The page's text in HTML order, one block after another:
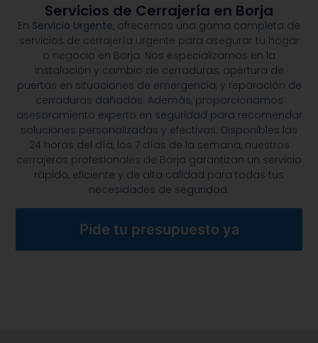
Servicios de Cerrajería en Borja
En Servicio Urgente, ofrecemos una gama completa de
servicios de cerrajería urgente para asegurar tu hogar
o negocio en Borja. Nos especializamos en la
instalación y cambio de cerraduras, apertura de
puertas en situaciones de emergencia, y reparación de
cerraduras dañadas. Además, proporcionamos
asesoramiento experto en seguridad para recomendar
soluciones personalizadas y efectivas. Disponibles las
24 horas del día, los 7 días de la semana, nuestros
cerrajeros profesionales de Borja garantizan un servicio
rápido, eficiente y de alta calidad para todas tus
necesidades de seguridad.
Pide tu presupuesto ya